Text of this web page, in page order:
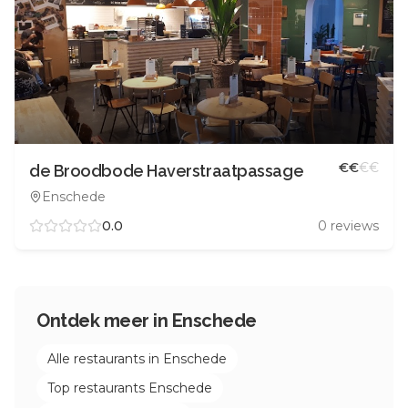
de Broodbode Haverstraatpassage
Enschede
€€€€
0.0 0 reviews
Ontdek meer in Enschede
Alle restaurants in Enschede
Top restaurants Enschede